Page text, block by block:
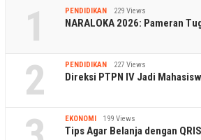
1 PENDIDIKAN 229 Views
NARALOKA 2026: Pameran
2 PENDIDIKAN 227 Views
Direksi PTPN IV Jadi
EKONOMI 199 Views
Tips Agar Belanja dengan